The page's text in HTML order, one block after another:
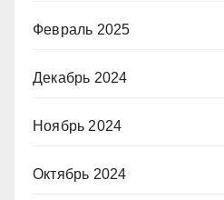
Февраль 2025
Декабрь 2024
Ноябрь 2024
Октябрь 2024